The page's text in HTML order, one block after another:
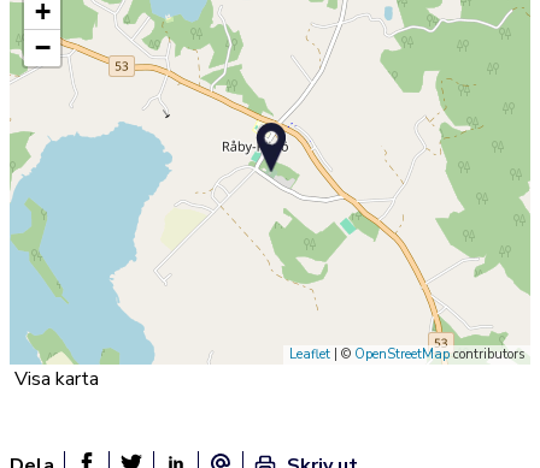
+
−
Leaflet | © OpenStreetMapcontributors
Visa karta